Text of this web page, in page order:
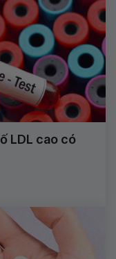
LDL cao có